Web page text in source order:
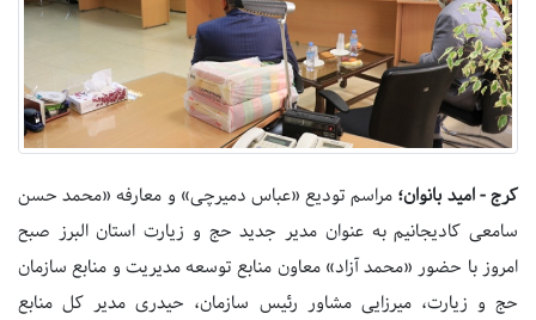
کرج - امید بانوان؛مراسم تودیع «عباس دمیرچی» و معارفه «محمد حسن
سامعی کادیجانیم به عنوان مدیر جدید حج و زیارت استان البرز صبح
امروز با حضور «محمد آزاد» معاون منابع توسعه مدیریت و منابع سازمان
حج و زیارت، میرزایی مشاور رئیس سازمان، حیدری مدیر کل منابع